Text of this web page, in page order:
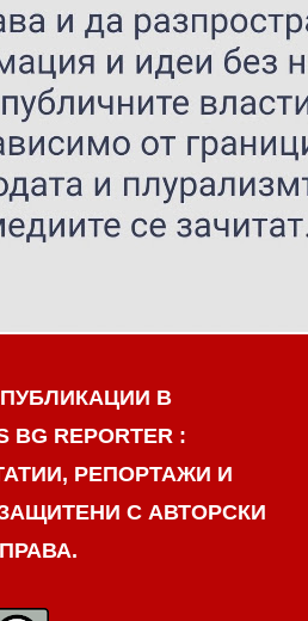
В
BG REPORTER :
РЕПОРТАЖИ И
С АВТОРСКИ
ПРАВА.